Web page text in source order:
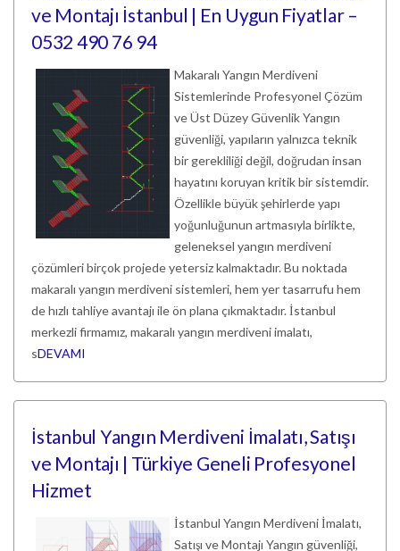
ve Montajı İstanbul | En Uygun Fiyatlar –
0532 490 76 94
Makaralı Yangın Merdiveni
Sistemlerinde Profesyonel Çözüm
ve Üst Düzey Güvenlik Yangın
güvenliği, yapıların yalnızca teknik
bir gerekliliği değil, doğrudan insan
hayatını koruyan kritik bir sistemdir.
Özellikle büyük şehirlerde yapı
yoğunluğunun artmasıyla birlikte,
geleneksel yangın merdiveni
çözümleri birçok projede yetersiz kalmaktadır. Bu noktada
makaralı yangın merdiveni sistemleri, hem yer tasarrufu hem
de hızlı tahliye avantajı ile ön plana çıkmaktadır. İstanbul
merkezli firmamız, makaralı yangın merdiveni imalatı,
sDEVAMI
İstanbul Yangın Merdiveni İmalatı, Satışı
ve Montajı | Türkiye Geneli Profesyonel
Hizmet
İstanbul Yangın Merdiveni İmalatı,
Satışı ve Montajı Yangın güvenliği,